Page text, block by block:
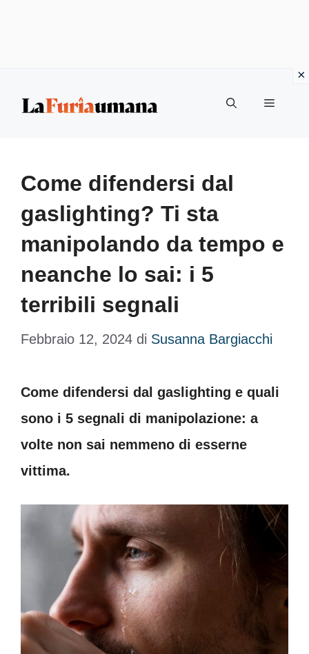
Menu
Come difendersi dal
gaslighting? Ti sta
manipolando da tempo e
neanche lo sai: i 5
terribili segnali
Febbraio 12, 2024 di Susanna Bargiacchi
Come difendersi dal gaslighting e quali
sono i 5 segnali di manipolazione: a
volte non sai nemmeno di esserne
vittima.